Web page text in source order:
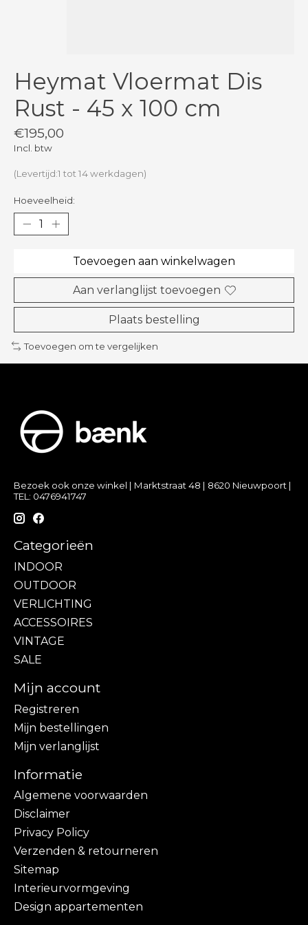
Heymat Vloermat Dis
Rust - 45 x 100 cm
€195,00
Incl. btw
(Levertijd:1 tot 14 werkdagen)
Hoeveelheid:
Toevoegen aan winkelwagen
Aan verlanglijst toevoegen
Plaats bestelling
Toevoegen om te vergelijken
Bezoek ook onze winkel | Marktstraat 48 | 8620 Nieuwpoort |
TEL: 0476941747
Categorieën
INDOOR
OUTDOOR
VERLICHTING
ACCESSOIRES
VINTAGE
SALE
Mijn account
Registreren
Mijn bestellingen
Mijn verlanglijst
Informatie
Algemene voorwaarden
Disclaimer
Privacy Policy
Verzenden & retourneren
Sitemap
Interieurvormgeving
Design appartementen